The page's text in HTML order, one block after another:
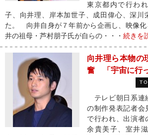
東京都内で行わ
子、向井理、岸本加世子、成田偉心、深川
た。 向井自身が７年前から企画し、映像化
井の祖母・芦村朋子氏が自らの・・・ 続きを
向井理ら本物の
奮 「宇宙に行っ
テレビ朝日系連
の制作発表記者会
で行われ、出演者
余貴美子、室井